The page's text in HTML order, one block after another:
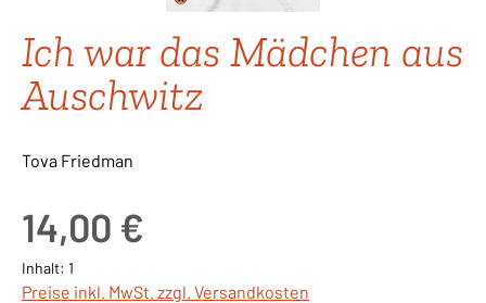
Ich war das Mädchen aus
Auschwitz
Tova Friedman
14,00 €
Inhalt: 1
Preise inkl. MwSt. zzgl. Versandkosten